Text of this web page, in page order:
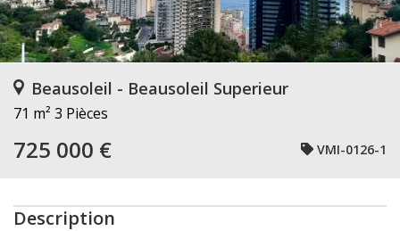
Beausoleil - Beausoleil Superieur
71 m² 3 Pièces
725 000 € VMI-0126-1
Description